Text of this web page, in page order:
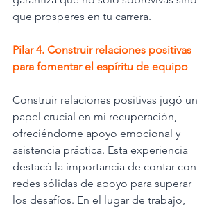
que prosperes en tu carrera.
Pilar 4. Construir relaciones positivas
para fomentar el espíritu de equipo
Construir relaciones positivas jugó un
papel crucial en mi recuperación,
ofreciéndome apoyo emocional y
asistencia práctica. Esta experiencia
destacó la importancia de contar con
redes sólidas de apoyo para superar
los desafíos. En el lugar de trabajo,